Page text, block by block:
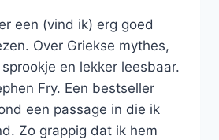
een (vind ik) erg goed
Over Griekse mythes,
en lekker leesbaar.
Fry. Een bestseller
een passage in die ik
Zo grappig dat ik hem